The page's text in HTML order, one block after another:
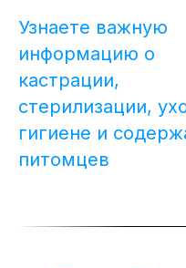
Узнаете важную
информацию о
кастрации,
стерилизации,
гигиене и
питомцев